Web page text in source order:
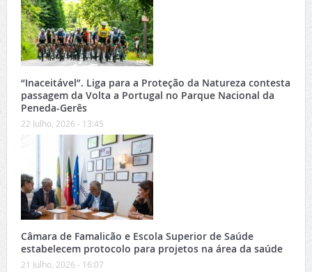
“Inaceitável”. Liga para a Proteção da Natureza contesta
passagem da Volta a Portugal no Parque Nacional da
Peneda-Gerês
22 Julho, 2026 - 13:45
Câmara de Famalicão e Escola Superior de Saúde
estabelecem protocolo para projetos na área da saúde
21 Julho, 2026 - 16:07